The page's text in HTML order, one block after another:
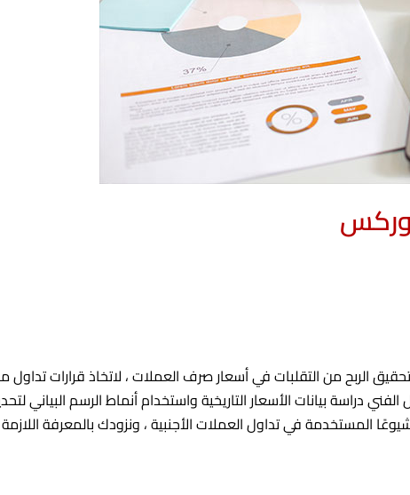
الربح من التقلبات في أسعار صرف العملات ، لاتخاذ قرارات تداول
دراسة بيانات الأسعار التاريخية واستخدام أنماط الرسم البياني
المستخدمة في تداول العملات الأجنبية ، ونزودك بالمعرفة